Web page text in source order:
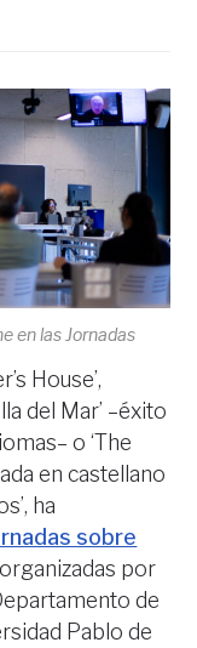
en las Jornadas
House’,
del Mar’ –éxito
o ‘The
en castellano
ha
sobre
organizadas por
de
Pablo de